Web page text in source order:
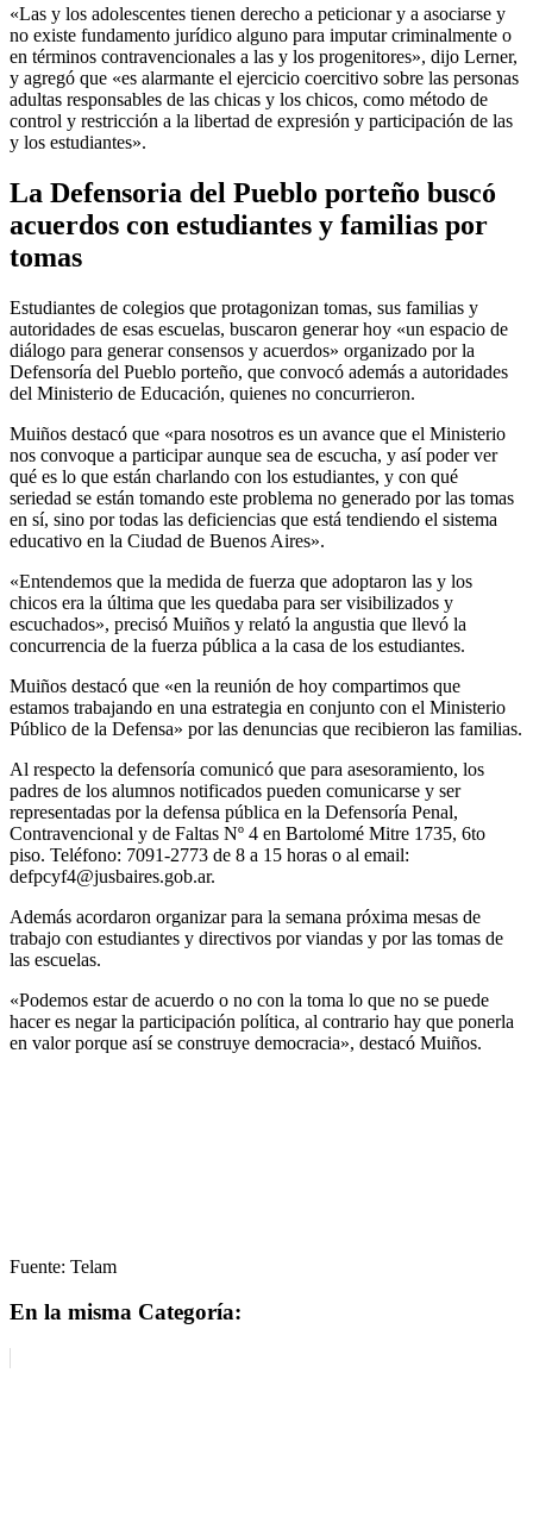
«Las y los adolescentes tienen derecho a peticionar y a asociarse y
no existe fundamento jurídico alguno para imputar criminalmente o
en términos contravencionales a las y los progenitores», dijo Lerner,
y agregó que «es alarmante el ejercicio coercitivo sobre las personas
adultas responsables de las chicas y los chicos, como método de
control y restricción a la libertad de expresión y participación de las
y los estudiantes».
La Defensoria del Pueblo porteño buscó
acuerdos con estudiantes y familias por
tomas
Estudiantes de colegios que protagonizan tomas, sus familias y
autoridades de esas escuelas, buscaron generar hoy «un espacio de
diálogo para generar consensos y acuerdos» organizado por la
Defensoría del Pueblo porteño, que convocó además a autoridades
del Ministerio de Educación, quienes no concurrieron.
Muiños destacó que «para nosotros es un avance que el Ministerio
nos convoque a participar aunque sea de escucha, y así poder ver
qué es lo que están charlando con los estudiantes, y con qué
seriedad se están tomando este problema no generado por las tomas
en sí, sino por todas las deficiencias que está tendiendo el sistema
educativo en la Ciudad de Buenos Aires».
«Entendemos que la medida de fuerza que adoptaron las y los
chicos era la última que les quedaba para ser visibilizados y
escuchados», precisó Muiños y relató la angustia que llevó la
concurrencia de la fuerza pública a la casa de los estudiantes.
Muiños destacó que «en la reunión de hoy compartimos que
estamos trabajando en una estrategia en conjunto con el Ministerio
Público de la Defensa» por las denuncias que recibieron las familias.
Al respecto la defensoría comunicó que para asesoramiento, los
padres de los alumnos notificados pueden comunicarse y ser
representadas por la defensa pública en la Defensoría Penal,
Contravencional y de Faltas Nº 4 en Bartolomé Mitre 1735, 6to
piso. Teléfono: 7091-2773 de 8 a 15 horas o al email:
defpcyf4@jusbaires.gob.ar.
Además acordaron organizar para la semana próxima mesas de
trabajo con estudiantes y directivos por viandas y por las tomas de
las escuelas.
«Podemos estar de acuerdo o no con la toma lo que no se puede
hacer es negar la participación política, al contrario hay que ponerla
en valor porque así se construye democracia», destacó Muiños.
Fuente: Telam
En la misma Categoría: